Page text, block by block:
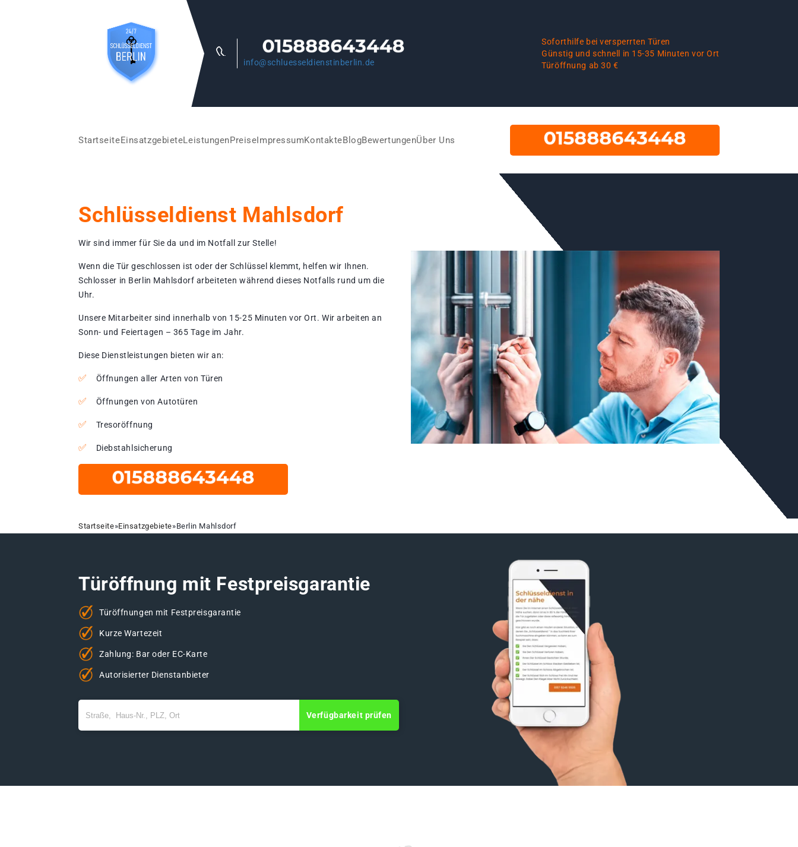
info@schluesseldienstinberlin.de
Soforthilfe bei versperrten Türen
Günstig und schnell in 15-35 Minuten vor Ort
Türöffnung ab 30 €
StartseiteEinsatzgebieteLeistungenPreiseImpressumKontakteBlogBewertungenÜber Uns
Schlüsseldienst Mahlsdorf
Wir sind immer für Sie da und im Notfall zur Stelle!
Wenn die Tür geschlossen ist oder der Schlüssel klemmt, helfen wir Ihnen.
Schlosser in Berlin Mahlsdorf arbeiteten während dieses Notfalls rund um die
Uhr.
Unsere Mitarbeiter sind innerhalb von 15-25 Minuten vor Ort. Wir arbeiten an
Sonn- und Feiertagen – 365 Tage im Jahr.
Diese Dienstleistungen bieten wir an:
Öffnungen aller Arten von Türen
Öffnungen von Autotüren
Tresoröffnung
Diebstahlsicherung
Startseite»Einsatzgebiete»Berlin Mahlsdorf
Türöffnung mit Festpreisgarantie
Türöffnungen mit Festpreisgarantie
Kurze Wartezeit
Zahlung: Bar oder EC-Karte
Autorisierter Dienstanbieter
Verfügbarkeit prüfen